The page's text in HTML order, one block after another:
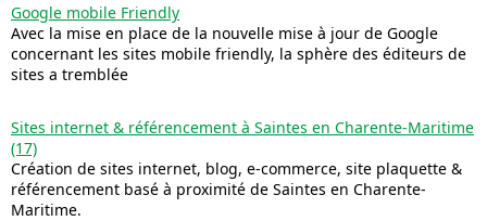
Google mobile Friendly
Avec la mise en place de la nouvelle mise à jour de Google
concernant les sites mobile friendly, la sphère des éditeurs de
sites a tremblée
Sites internet & référencement à Saintes en Charente-Maritime
(17)
Création de sites internet, blog, e-commerce, site plaquette &
référencement basé à proximité de Saintes en Charente-
Maritime.